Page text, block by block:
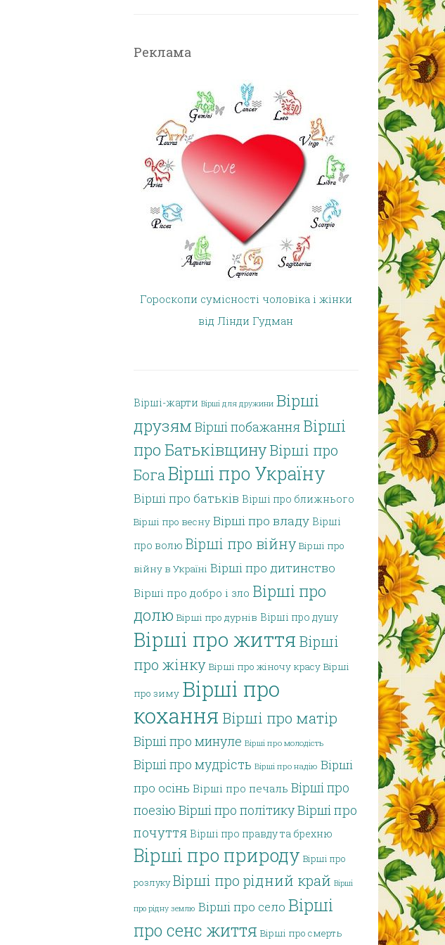
Реклама
Гороскопи сумісності чоловіка і жінки
від Лінди Гудман
Вірші-жарти Вірші для дружини Вірші
друзям Вірші побажання Вірші
про Батьківщину Вірші про
БогаВірші про Україну
Вірші про батьків Вірші про ближнього
Вірші про весну Вірші про владу Вірші
про волю Вірші про війну Вірші про
війну в Україні Вірші про дитинство
Вірші про добро і зло Вірші про
долю Вірші про дурнів Вірші про душу
Вірші про життя Вірші
про жінку Вірші про жіночу красу Вірші
про зиму Вірші про
кохання Вірші про матір
Вірші про минуле Вірші про молодість
Вірші про мудрість Вірші про надію Вірші
про осінь Вірші про печаль Вірші про
поезію Вірші про політикуВірші про
почуття Вірші про правду та брехню
Вірші про природу Вірші про
розлуку Вірші про рідний край Вірші
про рідну землю Вірші про село Вірші
про сенс життя Вірші про смерть